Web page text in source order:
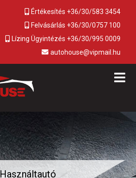
Értékesítés +36/30/583 3454
Felvásárlás +36/30/0757 100
Lízing Ügyintézés +36/30/995 0009
autohouse@vipmail.hu
Használtautó